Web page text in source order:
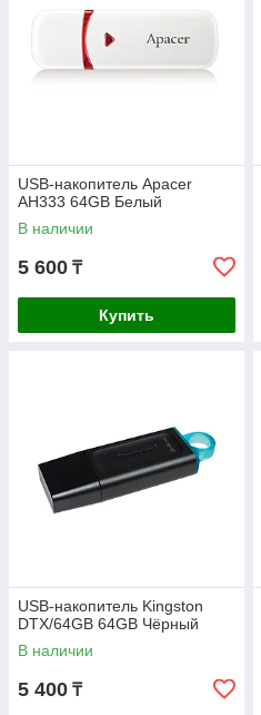
USB-накопитель Apacer
AH333 64GB Белый
В наличии
5 600 ₸
Купить
USB-накопитель Kingston
DTX/64GB 64GB Чёрный
В наличии
5 400 ₸